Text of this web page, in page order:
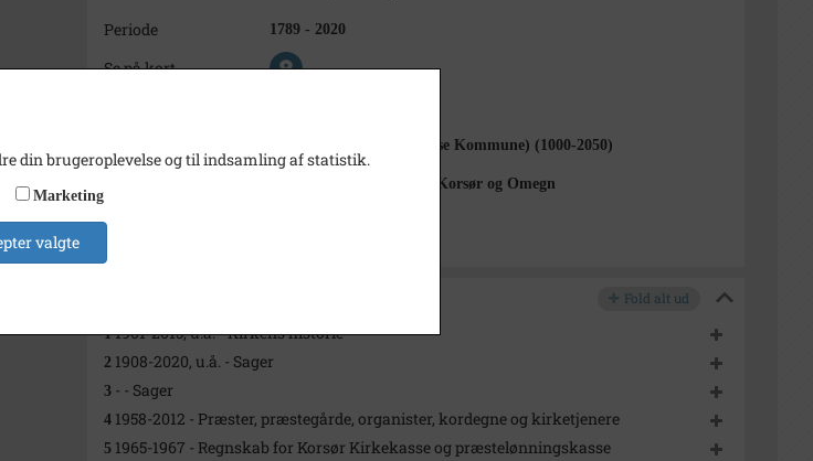
Periode 1789 - 2020
Se på kort
Sankt Pauls Sogn (Slagelse Kommune) (1000-2050)
Lokalhistorisk Arkiv for Korsør og Omegn
Fold alt ud
11901-2015, u.å. - Kirkens historie
2 1908-2020, u.å. - Sager
3 - - Sager
4 1958-2012 - Præster, præstegårde, organister, kordegne og kirketjenere
5 1965-1967 - Regnskab for Korsør Kirkekasse og præstelønningskasse
din brugeroplevelse og til indsamling af statistik.
Marketing
valgte